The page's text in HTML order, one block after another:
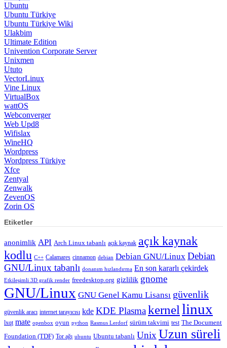
Ubuntu
Ubuntu Türkiye
Ubuntu Türkiye Wiki
Ulakbim
Ultimate Edition
Univention Corporate Server
Unixmen
Ututo
VectorLinux
Vine Linux
VirtualBox
wattOS
Webconverger
Web Upd8
Wifislax
WineHQ
Wordpress
Wordpress Türkiye
Xfce
Zentyal
Zenwalk
ZevenOS
Zorin OS
Etiketler
anonimlik API Arch Linux tabanlı açık kaynak açık kaynak
kodlu C++ Calamares cinnamon debian Debian GNU/Linux Debian
GNU/Linux tabanlı donanım hızlandırma En son kararlı çekirdek
Etkileşimli 3D grafik render freedesktop.org gizlilik gnome
GNU/Linux GNU Genel Kamu Lisansı güvenlik
güvenlik aracı internet tarayıcısı kde KDE Plasmakernel linux
lxqt mate openbox oyun python Rasmus Lerdorf sürüm takvimi test The Document
Foundation (TDF) Tor ağı ubuntu Ubuntu tabanlı Unix Uzun süreli